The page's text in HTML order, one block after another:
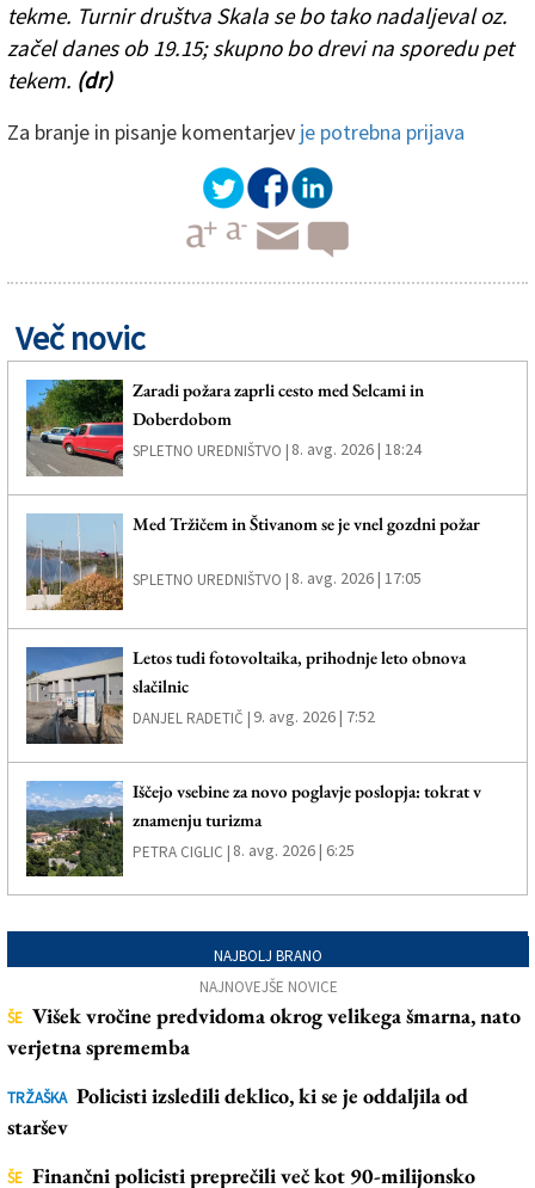
tekme. Turnir društva Skala se bo tako nadaljeval oz.
začel danes ob 19.15; skupno bo drevi na sporedu pet
tekem. (dr)
Za branje in pisanje komentarjev je potrebna prijava
Več novic
Zaradi požara zaprli cesto med Selcami in
Doberdobom
SPLETNO UREDNIŠTVO | 8. avg. 2026 | 18:24
Med Tržičem in Štivanom se je vnel gozdni požar
SPLETNO UREDNIŠTVO | 8. avg. 2026 | 17:05
Letos tudi fotovoltaika, prihodnje leto obnova
slačilnic
DANJEL RADETIČ | 9. avg. 2026 | 7:52
Iščejo vsebine za novo poglavje poslopja: tokrat v
znamenju turizma
PETRA CIGLIC | 8. avg. 2026 | 6:25
NAJBOLJ BRANO
NAJNOVEJŠE NOVICE
ŠE Višek vročine predvidoma okrog velikega šmarna, nato
verjetna sprememba
TRŽAŠKA Policisti izsledili deklico, ki se je oddaljila od
staršev
ŠE Finančni policisti preprečili več kot 90-milijonsko